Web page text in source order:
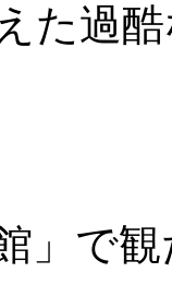
た過
」で観